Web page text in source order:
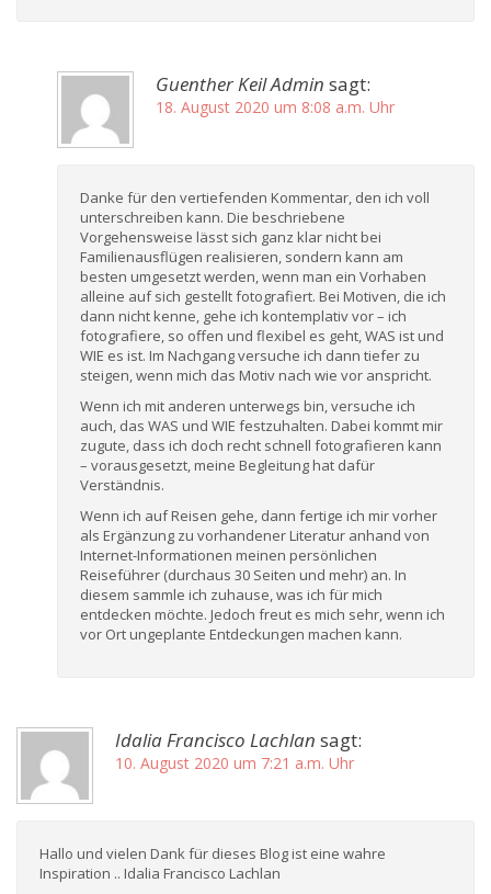
Guenther Keil Admin sagt:
18. August 2020 um 8:08 a.m. Uhr
Danke für den vertiefenden Kommentar, den ich voll
unterschreiben kann. Die beschriebene
Vorgehensweise lässt sich ganz klar nicht bei
Familienausflügen realisieren, sondern kann am
besten umgesetzt werden, wenn man ein Vorhaben
alleine auf sich gestellt fotografiert. Bei Motiven, die ich
dann nicht kenne, gehe ich kontemplativ vor – ich
fotografiere, so offen und flexibel es geht, WAS ist und
WIE es ist. Im Nachgang versuche ich dann tiefer zu
steigen, wenn mich das Motiv nach wie vor anspricht.
Wenn ich mit anderen unterwegs bin, versuche ich
auch, das WAS und WIE festzuhalten. Dabei kommt mir
zugute, dass ich doch recht schnell fotografieren kann
– vorausgesetzt, meine Begleitung hat dafür
Verständnis.
Wenn ich auf Reisen gehe, dann fertige ich mir vorher
als Ergänzung zu vorhandener Literatur anhand von
Internet-Informationen meinen persönlichen
Reiseführer (durchaus 30 Seiten und mehr) an. In
diesem sammle ich zuhause, was ich für mich
entdecken möchte. Jedoch freut es mich sehr, wenn ich
vor Ort ungeplante Entdeckungen machen kann.
Idalia Francisco Lachlan sagt:
10. August 2020 um 7:21 a.m. Uhr
Hallo und vielen Dank für dieses Blog ist eine wahre
Inspiration .. Idalia Francisco Lachlan